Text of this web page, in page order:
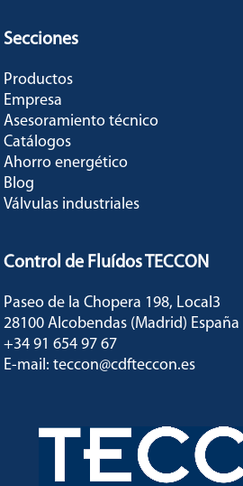
Secciones
Productos
Empresa
Asesoramiento técnico
Catálogos
Ahorro energético
Blog
Válvulas industriales
Control de Fluídos TECCON
Paseo de la Chopera 198, Local3
28100 Alcobendas (Madrid) España
+34 91 654 97 67
E-mail: teccon@cdfteccon.es